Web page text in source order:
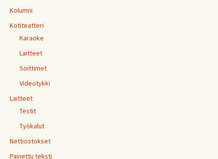
Kolumni
Kotiteatteri
Karaoke
Laitteet
Soittimet
Videotykki
Laitteet
Testit
Työkalut
Nettiostokset
Painettu teksti